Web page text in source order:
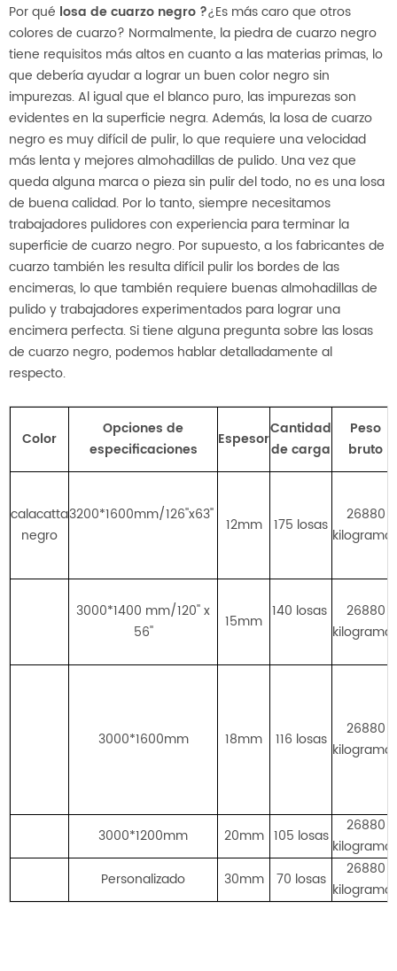
Por qué losa de cuarzo negro ?¿Es más caro que otros
colores de cuarzo? Normalmente, la piedra de cuarzo negro
tiene requisitos más altos en cuanto a las materias primas, lo
que debería ayudar a lograr un buen color negro sin
impurezas. Al igual que el blanco puro, las impurezas son
evidentes en la superficie negra. Además, la losa de cuarzo
negro es muy difícil de pulir, lo que requiere una velocidad
más lenta y mejores almohadillas de pulido. Una vez que
queda alguna marca o pieza sin pulir del todo, no es una losa
de buena calidad. Por lo tanto, siempre necesitamos
trabajadores pulidores con experiencia para terminar la
superficie de cuarzo negro. Por supuesto, a los fabricantes de
cuarzo también les resulta difícil pulir los bordes de las
encimeras, lo que también requiere buenas almohadillas de
pulido y trabajadores experimentados para lograr una
encimera perfecta. Si tiene alguna pregunta sobre las losas
de cuarzo negro, podemos hablar detalladamente al
respecto.
Color
Opciones de
especificaciones
Espesor
Cantidad
de carga
Peso
bruto
calacatta
negro
3200*1600mm/126''x63''
12mm 175 losas
26880
3000*1400 mm/120'' x
56''
15mm
140 losas
26880
3000*1600mm 18mm 116 losas
26880
3000*1200mm 20mm 105 losas
26880
Personalizado
30mm 70 losas
26880